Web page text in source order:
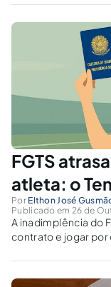
FGTS
atleta: o
Por Elthon José
Publicado em 26 de
A inadimplência do
contrato e jogar por